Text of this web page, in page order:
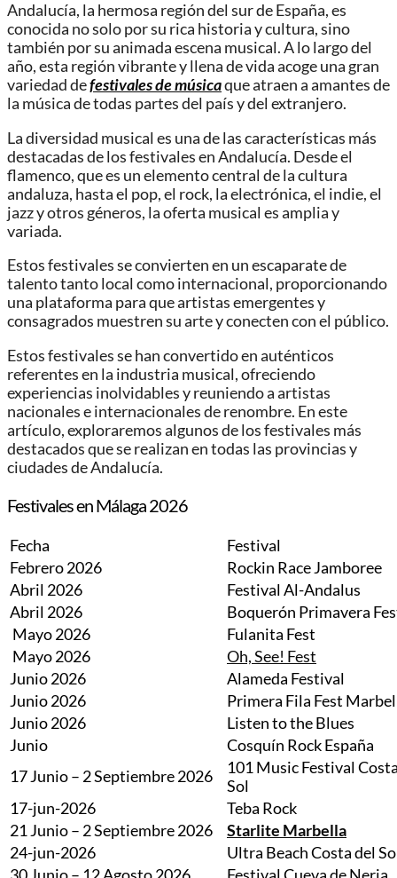
Andalucía, la hermosa región del sur de España, es
conocida no solo por su rica historia y cultura, sino
también por su animada escena musical. A lo largo del
año, esta región vibrante y llena de vida acoge una gran
variedad defestivales de músicaque atraen a amantes de
la música de todas partes del país y del extranjero.
La diversidad musical es una de las características más
destacadas de los festivales en Andalucía. Desde el
flamenco, que es un elemento central de la cultura
andaluza, hasta el pop, el rock, la electrónica, el indie, el
jazz y otros géneros, la oferta musical es amplia y
variada.
Estos festivales se convierten en un escaparate de
talento tanto local como internacional, proporcionando
una plataforma para que artistas emergentes y
consagrados muestren su arte y conecten con el público.
Estos festivales se han convertido en auténticos
referentes en la industria musical, ofreciendo
experiencias inolvidables y reuniendo a artistas
nacionales e internacionales de renombre. En este
artículo, exploraremos algunos de los festivales más
destacados que se realizan en todas las provincias y
ciudades de Andalucía.
Festivales en Málaga 2026
Fecha
Festival
Febrero 2026
Rockin Race Jamboree
Abril 2026
Festival Al-Andalus
Abril 2026
Boquerón Primavera
Mayo 2026
Fulanita Fest
Mayo 2026
Oh, See! Fest
Junio 2026
Alameda Festival
Junio 2026
Primera Fila Fest
Junio 2026
Listen to the Blues
Junio
Cosquín Rock España
17 Junio – 2 Septiembre 2026
101 Music Festival
Sol
17-jun-2026
Teba Rock
21 Junio – 2 Septiembre 2026
Starlite Marbella
24-jun-2026
Ultra Beach Costa del